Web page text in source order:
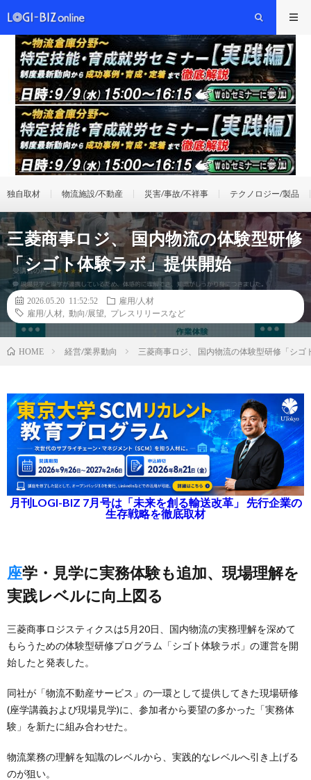
独自取材 物流施設/不動産 災害/事故/不祥事 テクノロジー/製品
三菱商事ロジ、 国内物流の体験型研修
「シゴト体験ラボ」提供開始
2026.05.20 11:52:52
雇用/人材
雇用/人材
動向/展望 プレスリリースなど
HOME 経営/業界動向 三菱商事ロジ、 国内物流の体験型研修「シゴ
月刊LOGI-BIZ 7月号は「未来を創る輸送改革」 先行企業の
生存戦略を徹底取材
座学・見学に実務体験も追加、現場理解を
実践レベルに向上図る
三菱商事ロジスティクスは5月20日、国内物流の実務理解を深めて
もらうための体験型研修プログラム「シゴト体験ラボ」の運営を開
始したと発表した。
同社が「物流不動産サービス」の一環として提供してきた現場研修
(座学講義および現場見学)に、参加者から要望の多かった「実務体
験」を新たに組み合わせた。
物流業務の理解を知識のレベルから、実践的なレベルへ引き上げる
のが狙い。